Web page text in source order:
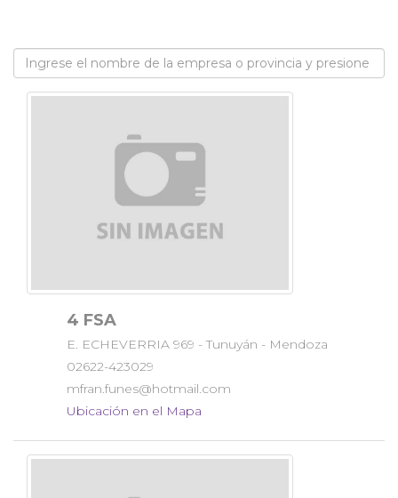
4 FSA
E. ECHEVERRIA 969 - Tunuyán - Mendoza
02622-423029
mfran.funes@hotmail.com
Ubicación en el Mapa